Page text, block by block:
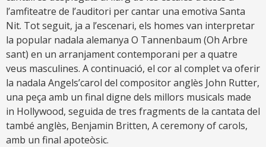
l’amfiteatre de l’auditori per cantar una emotiva Santa
Nit. Tot seguit, ja a l’escenari, els homes van interpretar
la popular nadala alemanya O Tannenbaum (Oh Arbre
sant) en un arranjament contemporani per a quatre
veus masculines. A continuació, el cor al complet va oferir
la nadala Angels’carol del compositor anglès John Rutter,
una peça amb un final digne dels millors musicals made
in Hollywood, seguida de tres fragments de la cantata del
també anglès, Benjamin Britten, A ceremony of carols,
amb un final apoteòsic.